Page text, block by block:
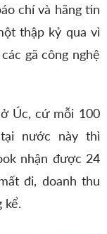
chí và hãng tin
thập kỷ qua vì
gã công nghệ
Úc, cứ mỗi 100
tại nước này thì
nhận được 24
đi, doanh thu
kể.